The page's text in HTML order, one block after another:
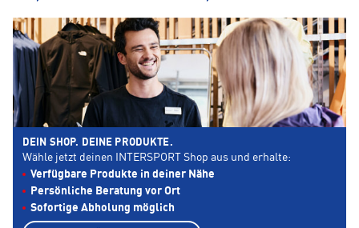
DEIN SHOP. DEINE PRODUKTE.
Wähle jetzt deinen INTERSPORT Shop aus und erhalte:
Verfügbare Produkte in deiner Nähe
Persönliche Beratung vor Ort
Sofortige Abholung möglich